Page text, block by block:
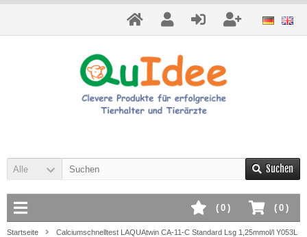
Alle Suchen
( 0 )
( 0 )
Startseite
Calciumschnelltest LAQUAtwin CA-11-C Standard Lsg 1,25mmol/l Y053L